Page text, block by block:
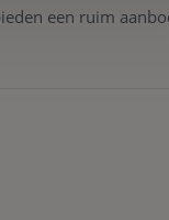
een ruim